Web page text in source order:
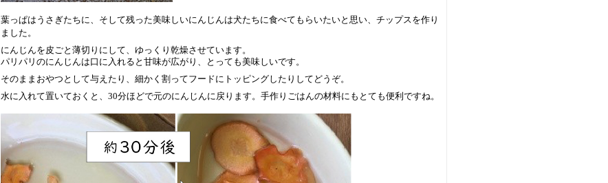
葉っぱはうさぎたちに、そして残った美味しいにんじんは犬たちに食べてもらいたいと思い、チップスを作り
ました。
にんじんを皮ごと薄切りにして、ゆっくり乾燥させています。
パリパリのにんじんは口に入れると甘味が広がり、とっても美味しいです。
そのままおやつとして与えたり、細かく割ってフードにトッピングしたりしてどうぞ。
水に入れて置いておくと、30分ほどで元のにんじんに戻ります。手作りごはんの材料にもとても便利ですね。